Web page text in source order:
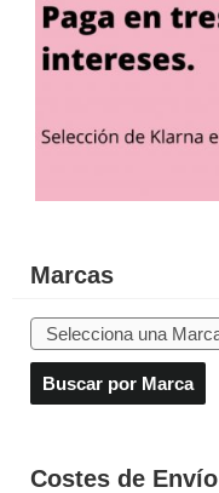
Marcas
Costes de Envío